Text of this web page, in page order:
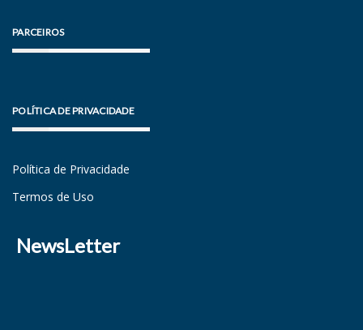
PARCEIROS
POLÍTICA DE PRIVACIDADE
Política de Privacidade
Termos de Uso
NewsLetter